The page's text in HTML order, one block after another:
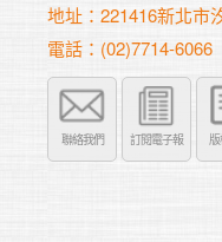
地址：221416新北市
電話：(02)7714-6066
聯絡我們 訂閱電子報